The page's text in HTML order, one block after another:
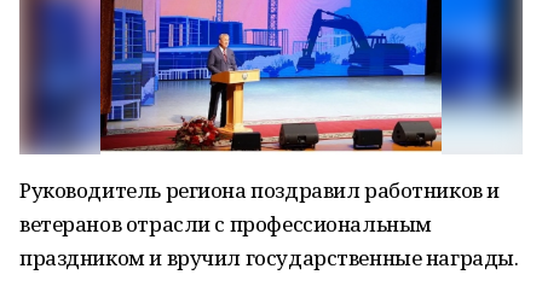
Руководитель региона поздравил работников и
ветеранов отрасли с профессиональным
праздником и вручил государственные награды.